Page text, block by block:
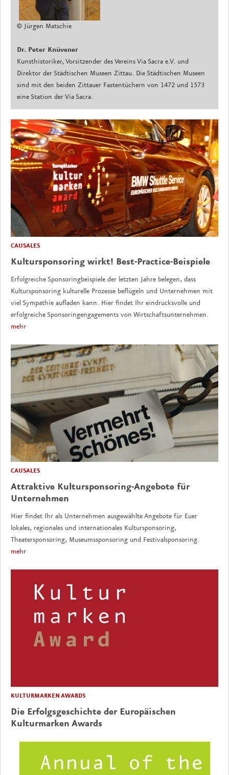
© Jürgen Matschie
Dr. Peter Knüvener
Kunsthistoriker, Vorsitzender des Vereins Via Sacra e.V. und
Direktor der Städtischen Museen Zittau. Die Städtischen Museen
sind mit den beiden Zittauer Fastentüchern von 1472 und 1573
eine Station der Via Sacra.
CAUSALES
Kultursponsoring wirkt! Best-Practice-Beispiele
Erfolgreiche Sponsoringbeispiele der letzten Jahre belegen, dass
Kultursponsoring kulturelle Prozesse beflügeln und Unternehmen mit
viel Sympathie aufladen kann. Hier findet Ihr eindrucksvolle und
erfolgreiche Sponsoringengagements von Wirtschaftsunternehmen.
mehr
CAUSALES
Attraktive Kultursponsoring-Angebote für
Unternehmen
Hier findet Ihr als Unternehmen ausgewählte Angebote für Euer
lokales, regionales und internationales Kultursponsoring,
Theatersponsoring, Museumssponsoring und Festivalsponsoring.
mehr
KULTURMARKEN AWARDS
Die Erfolgsgeschichte der Europäischen
Kulturmarken Awards